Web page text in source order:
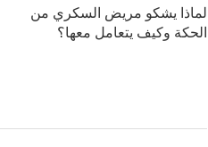
لماذا يشكو مريض السكري من
الحكة وكيف يتعامل معها؟